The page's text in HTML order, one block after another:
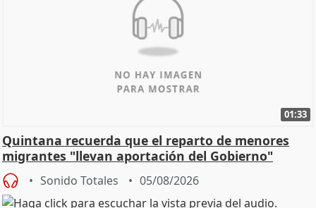
01:33
Quintana recuerda que el reparto de menores
migrantes "llevan aportación del Gobierno"
central
Sonido Totales 05/08/2026